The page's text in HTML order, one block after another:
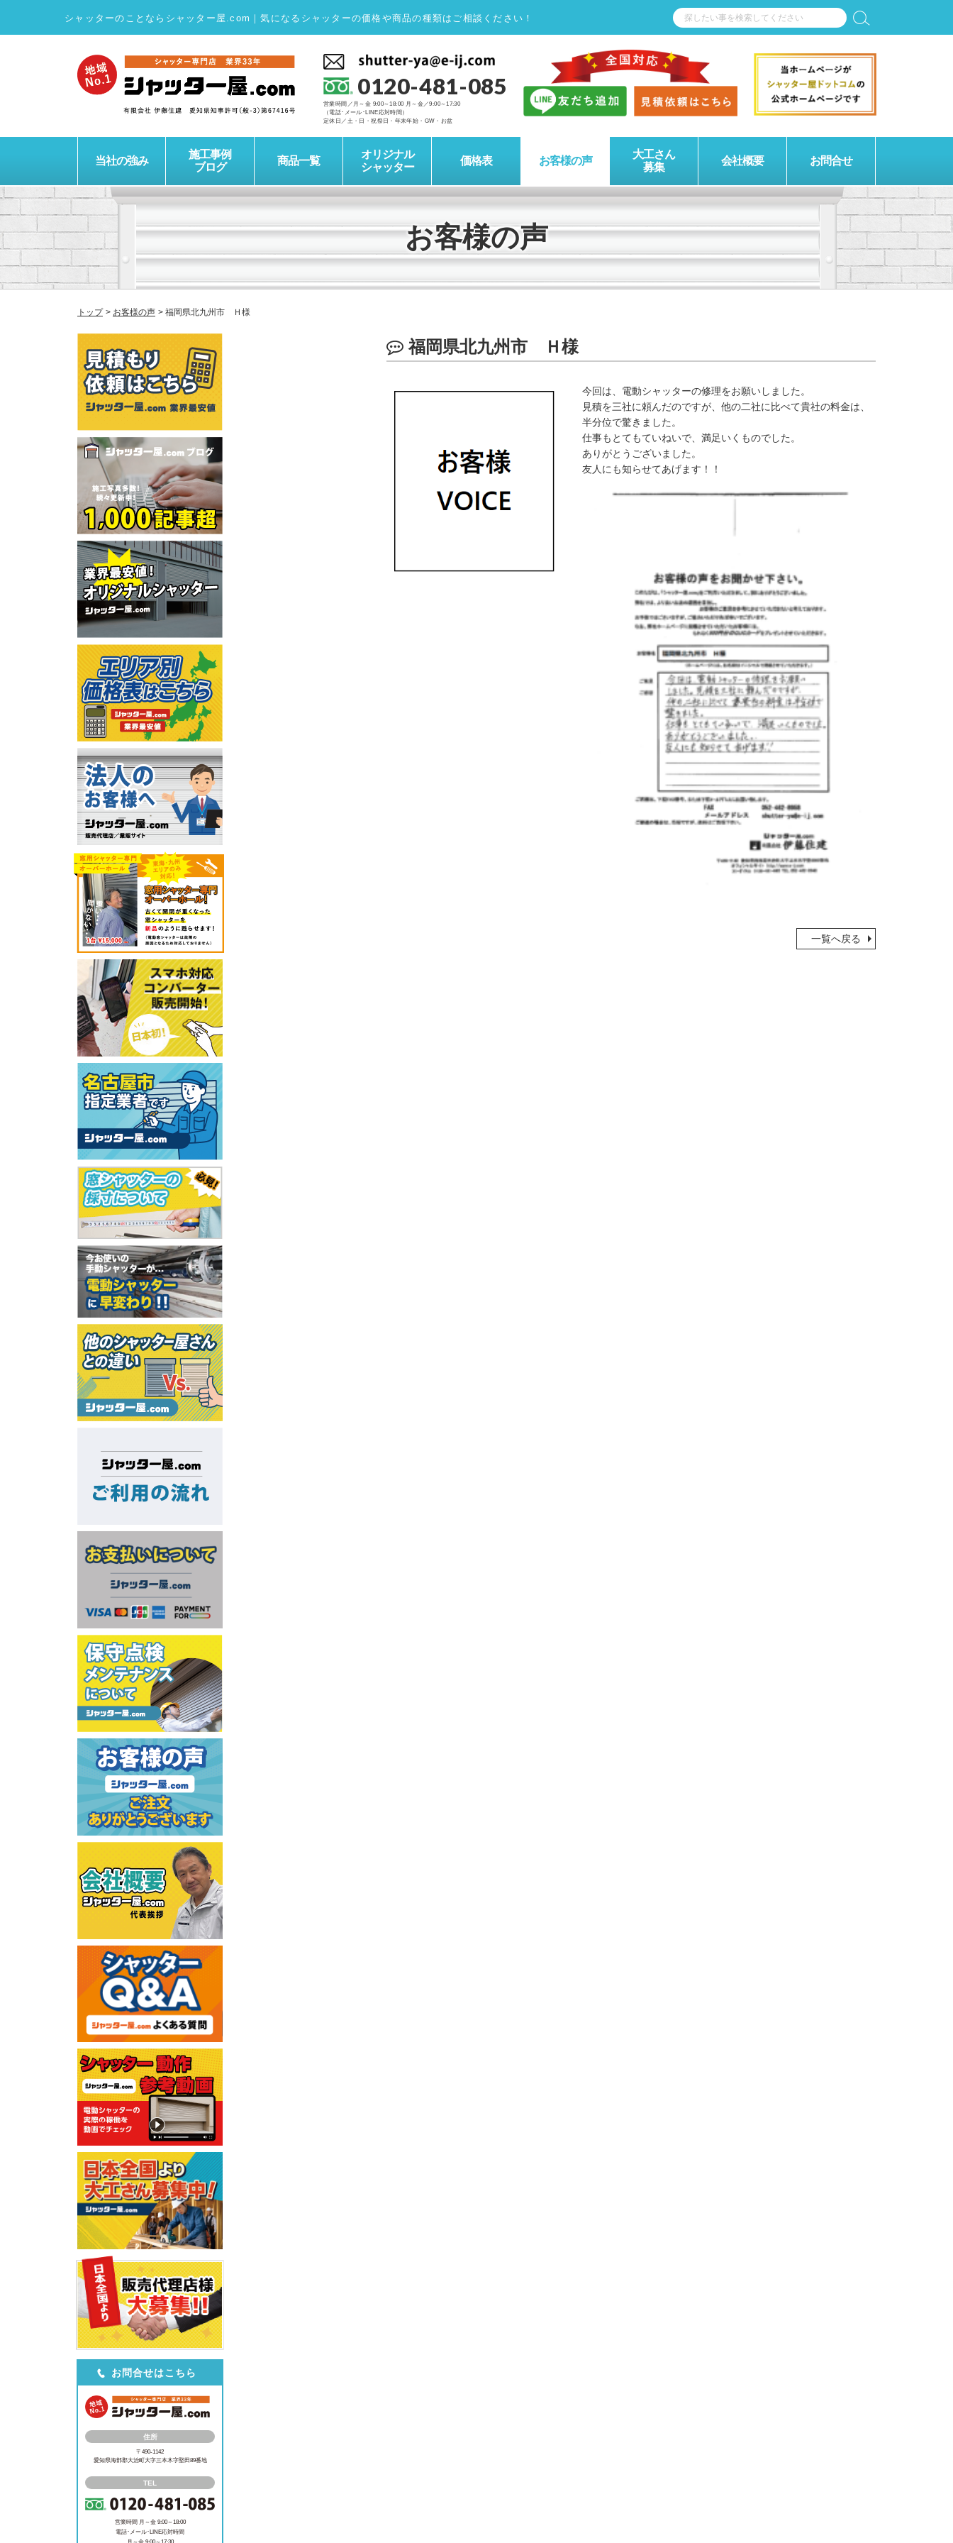
シャッターのことならシャッター屋.com ｜気になるシャッターの価格や商品の種類はご相談ください！
0120-481-085
営業時間／月～金 9:00～18:00 月～金／9:00～17:30
（電話･メール･LINE応対時間）
定休日／土・日・祝祭日・年末年始・GW・お盆
当社の強み
施工事例
ブログ
商品一覧
オリジナル
シャッター
価格表 お客様の声
大工さん
募集
会社概要 お問合せ
お客様の声
トップ お客様の声 福岡県北九州市 Ｈ様
福岡県北九州市 Ｈ様
今回は、電動シャッターの修理をお願いしました。
見積を三社に頼んだのですが、他の二社に比べて貴社の料金は、
半分位で驚きました。
仕事もとてもていねいで、満足いくものでした。
ありがとうございました。
友人にも知らせてあげます！！
一覧へ戻る
お問合せはこちら
住所
〒490-1142
愛知県海部郡大治町大字三本木字堅田89番地
TEL
営業時間 月～金 9:00～18:00
電話･メール･LINE応対時間